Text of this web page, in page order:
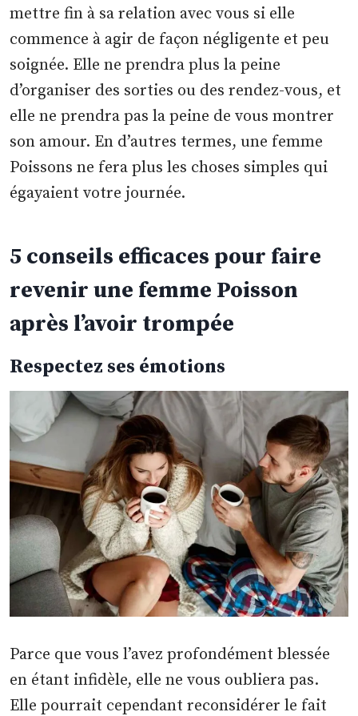
mettre fin à sa relation avec vous si elle
commence à agir de façon négligente et peu
soignée. Elle ne prendra plus la peine
d’organiser des sorties ou des rendez-vous, et
elle ne prendra pas la peine de vous montrer
son amour. En d’autres termes, une femme
Poissons ne fera plus les choses simples qui
égayaient votre journée.
5 conseils efficaces pour faire
revenir une femme Poisson
après l’avoir trompée
Respectez ses émotions
Parce que vous l’avez profondément blessée
en étant infidèle, elle ne vous oubliera pas.
Elle pourrait cependant reconsidérer le fait